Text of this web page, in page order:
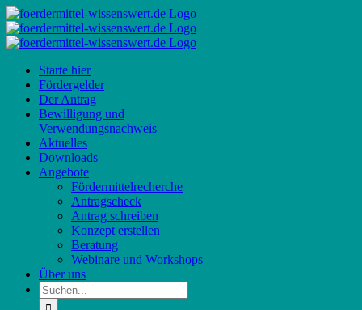
Zum
Inhalt
springen
Starte hier
Fördergelder
Der Antrag
Bewilligung und
Verwendungsnachweis
Aktuelles
Downloads
Angebote
Fördermittelrecherche
Antragscheck
Antrag schreiben
Konzept erstellen
Beratung
Webinare und Workshops
Über uns
Suche
nach: